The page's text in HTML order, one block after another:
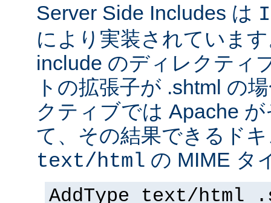
Server Side Includes は
により実装されていま
include のディレクティ
トの拡張子が .shtml の
クティブでは Apache
て、その結果できるド
text/html の MIME タ
AddType text/html